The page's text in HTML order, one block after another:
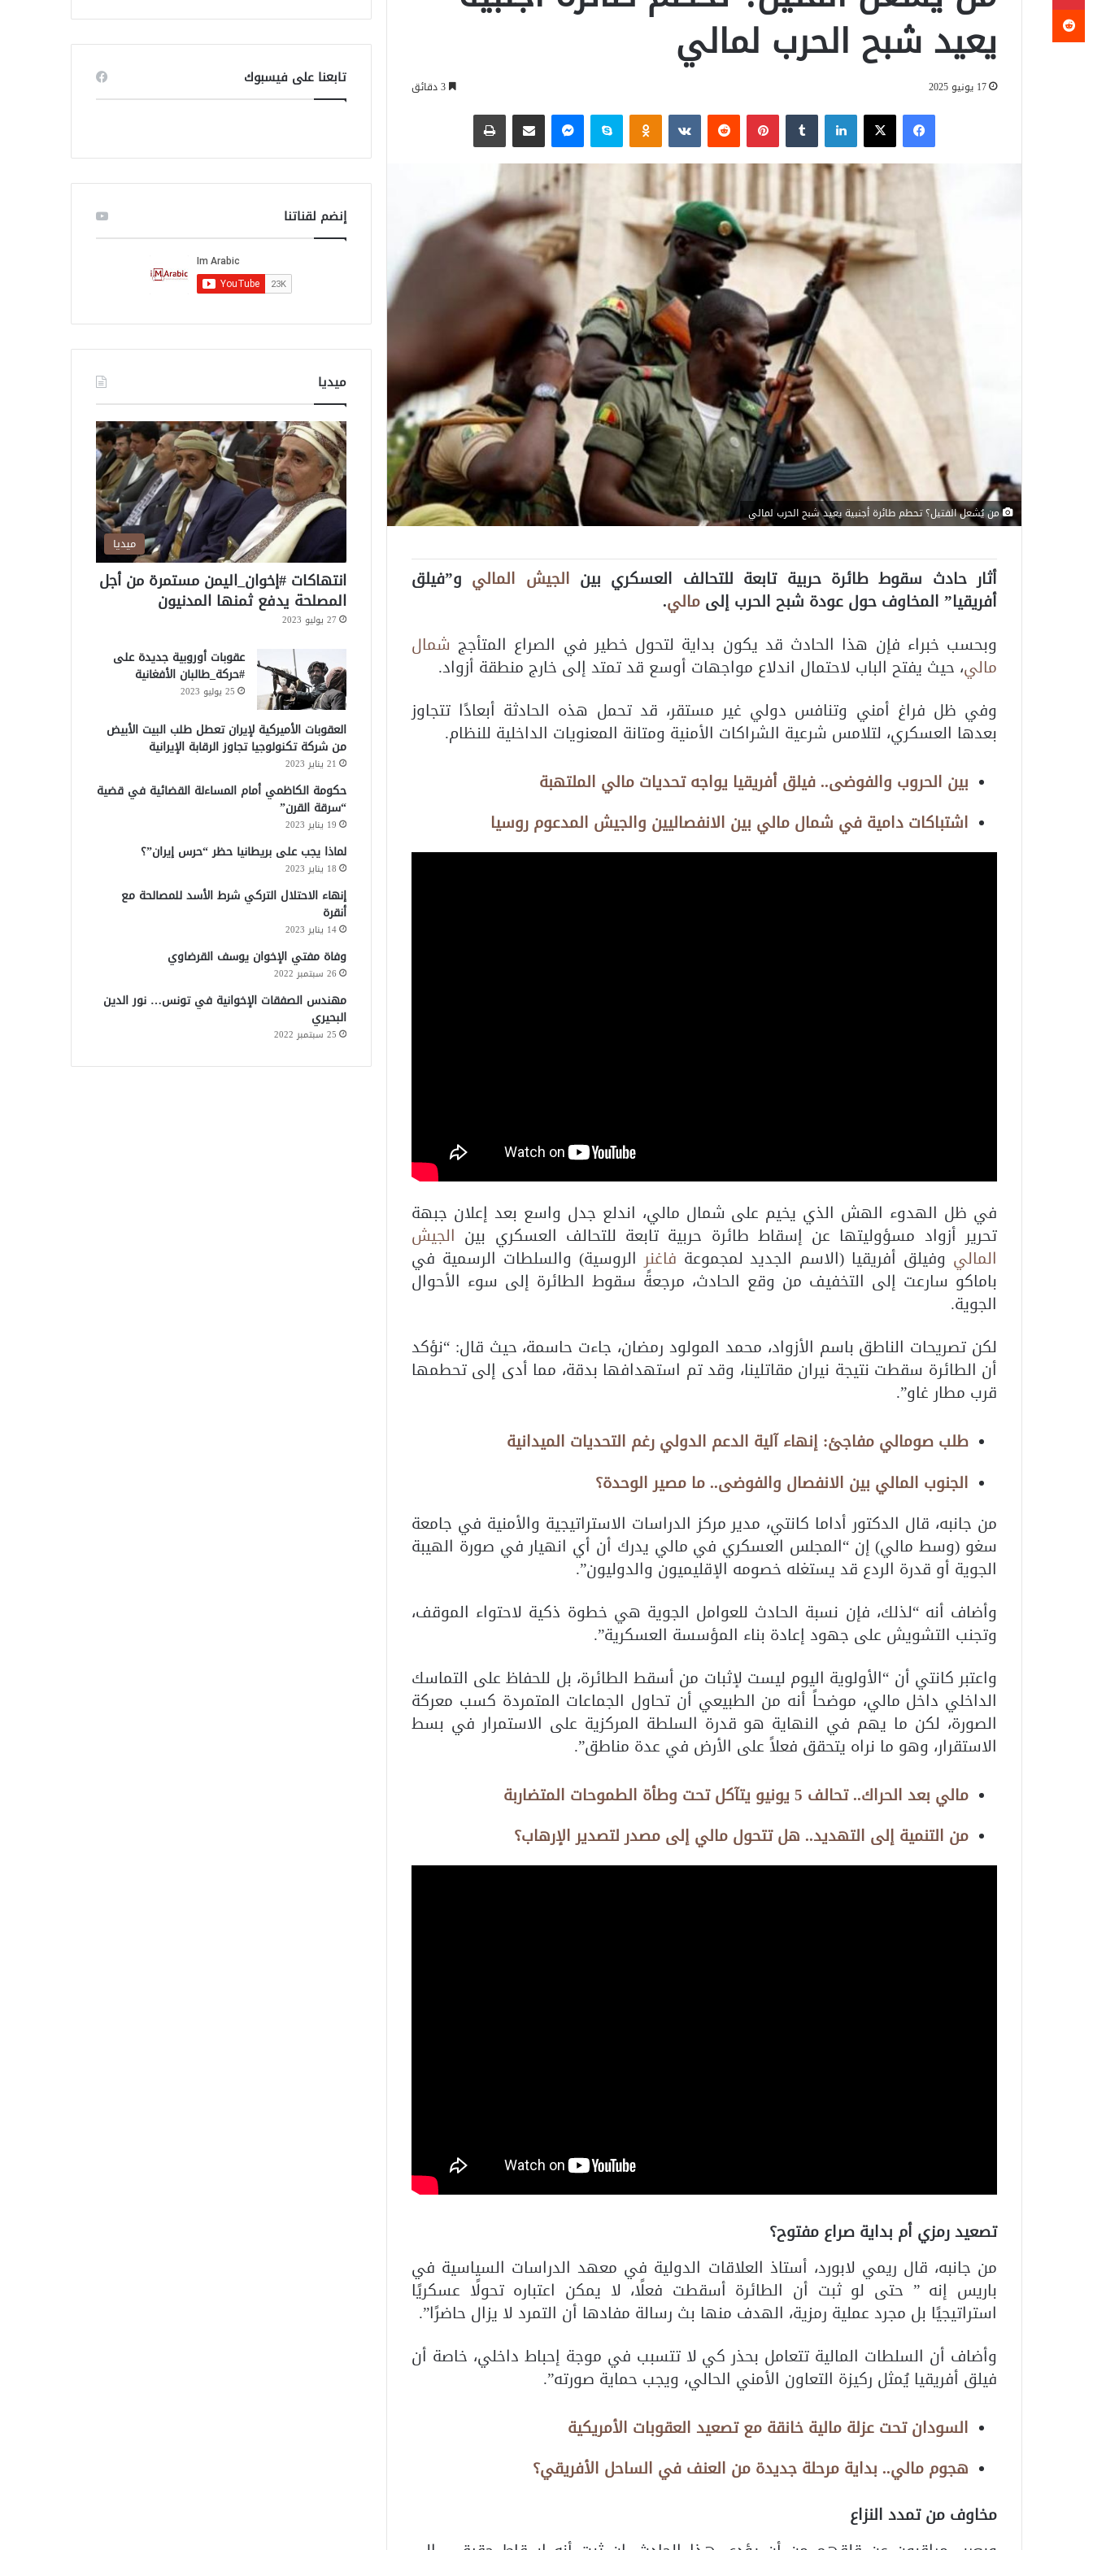
يعيد شبح الحرب لمالي
17 يونيو 2025
فيسبوك ‫X لينكدإن بينتيريست سكايب
من يُشعل الفتيل؟ تحطم طائرة أجنبية يعيد شبح الحرب لمالي
أثار حادث سقوط طائرة حربية تابعة للتحالف العسكري بين الجيش المالي و”فيلق
أفريقيا” المخاوف حول عودة شبح الحرب إلى مالي.
وبحسب خبراء فإن هذا الحادث قد يكون بداية لتحول خطير في الصراع المتأجج شمال
مالي، حيث يفتح الباب لاحتمال اندلاع مواجهات أوسع قد تمتد إلى خارج منطقة أزواد.
وفي ظل فراغ أمني وتنافس دولي غير مستقر، قد تحمل هذه الحادثة أبعادًا تتجاوز
بعدها العسكري، لتلامس شرعية الشراكات الأمنية ومتانة المعنويات الداخلية للنظام.
بين الحروب والفوضى.. فيلق أفريقيا يواجه تحديات مالي الملتهبة
اشتباكات دامية في شمال مالي بين الانفصاليين والجيش المدعوم روسيا
في ظل الهدوء الهش الذي يخيم على شمال مالي، اندلع جدل واسع بعد إعلان جبهة
تحرير أزواد مسؤوليتها عن إسقاط طائرة حربية تابعة للتحالف العسكري بين الجيش
المالي وفيلق أفريقيا (الاسم الجديد لمجموعة فاغنرالروسية) والسلطات الرسمية في
باماكو سارعت إلى التخفيف من وقع الحادث، مرجعةً سقوط الطائرة إلى سوء الأحوال
الجوية.
لكن تصريحات الناطق باسم الأزواد، محمد المولود رمضان، جاءت حاسمة، حيث قال: “نؤكد
أن الطائرة سقطت نتيجة نيران مقاتلينا، وقد تم استهدافها بدقة، مما أدى إلى تحطمها
قرب مطار غاو”.
طلب صومالي مفاجئ: إنهاء آلية الدعم الدولي رغم التحديات الميدانية
الجنوب المالي بين الانفصال والفوضى.. ما مصير الوحدة؟
من جانبه، قال الدكتور أداما كانتي، مدير مركز الدراسات الاستراتيجية والأمنية في جامعة
سغو (وسط مالي) إن “المجلس العسكري في مالي يدرك أن أي انهيار في صورة الهيبة
الجوية أو قدرة الردع قد يستغله خصومه الإقليميون والدوليون”.
وأضاف أنه “لذلك، فإن نسبة الحادث للعوامل الجوية هي خطوة ذكية لاحتواء الموقف،
وتجنب التشويش على جهود إعادة بناء المؤسسة العسكرية”.
واعتبر كانتي أن “الأولوية اليوم ليست لإثبات من أسقط الطائرة، بل للحفاظ على التماسك
الداخلي داخل مالي، موضحاً أنه من الطبيعي أن تحاول الجماعات المتمردة كسب معركة
الصورة، لكن ما يهم في النهاية هو قدرة السلطة المركزية على الاستمرار في بسط
الاستقرار، وهو ما نراه يتحقق فعلاً على الأرض في عدة مناطق”.
مالي بعد الحراك.. تحالف 5 يونيو يتآكل تحت وطأة الطموحات المتضاربة
من التنمية إلى التهديد.. هل تتحول مالي إلى مصدر لتصدير الإرهاب؟
تصعيد رمزي أم بداية صراع مفتوح؟
من جانبه، قال ريمي لابورد، أستاذ العلاقات الدولية في معهد الدراسات السياسية في
باريس إنه ” حتى لو ثبت أن الطائرة أسقطت فعلًا، لا يمكن اعتباره تحولًا عسكريًا
استراتيجيًا بل مجرد عملية رمزية، الهدف منها بث رسالة مفادها أن التمرد لا يزال حاضرًا”.
وأضاف أن السلطات المالية تتعامل بحذر كي لا تتسبب في موجة إحباط داخلي، خاصة أن
فيلق أفريقيا يُمثل ركيزة التعاون الأمني الحالي، ويجب حماية صورته”.
السودان تحت عزلة مالية خانقة مع تصعيد العقوبات الأمريكية
هجوم مالي.. بداية مرحلة جديدة من العنف في الساحل الأفريقي؟
مخاوف من تمدد النزاع
ح
تابعنا على فيسبوك
إنضم لقناتنا
ميديا
ميديا
انتهاكات #إخوان_اليمن مستمرة من أجل
المصلحة يدفع ثمنها المدنيون
27 يوليو 2023
عقوبات أوروبية جديدة على
#حركة_طالبان الأفغانية
25 يوليو 2023
العقوبات الأميركية لإيران تعطل طلب البيت الأبيض
من شركة تكنولوجيا تجاوز الرقابة الإيرانية
21 يناير 2023
حكومة الكاظمي أمام المساءلة القضائية في قضية
“سرقة القرن”
19 يناير 2023
لماذا يجب على بريطانيا حظر “حرس إيران”؟
18 يناير 2023
إنهاء الاحتلال التركي شرط الأسد للمصالحة مع
أنقرة
14 يناير 2023
وفاة مفتي الإخوان يوسف القرضاوي
26 سبتمبر 2022
مهندس الصفقات الإخوانية في تونس… نور الدين
البحيري
25 سبتمبر 2022